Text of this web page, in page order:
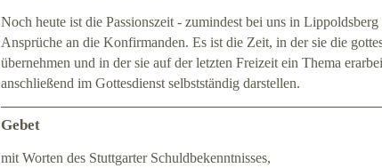
Noch heute ist die Passionszeit - zumindest bei uns in
Ansprüche an die Konfirmanden. Es ist die Zeit, in der sie die
übernehmen und in der sie auf der letzten Freizeit ein Thema
anschließend im Gottesdienst selbstständig darstellen.
Gebet
mit Worten des Stuttgarter Schuldbekenntnisses,